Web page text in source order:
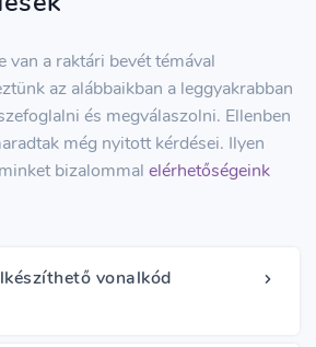
van a raktári bevét témával
az alábbaikban a leggyakrabban
és megválaszolni. Ellenben
még nyitott kérdései. Ilyen
bizalommal elérhetőségeink
vonalkód